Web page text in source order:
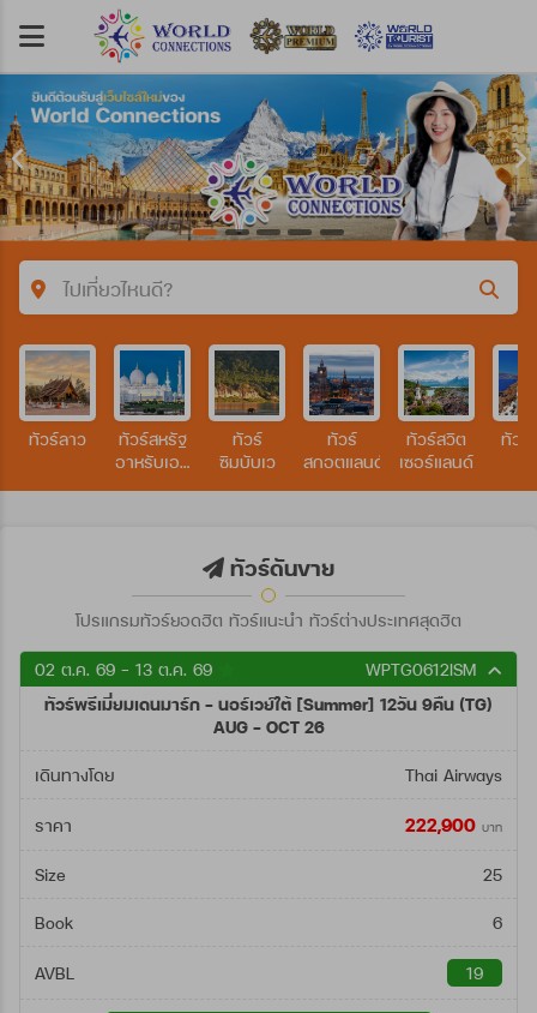
ไปเที่ยวไหนดี?
คำค้นหา/รหัสทัวร์
ถึงวันที่
ค้นหา
ทัวร์ลาว
ทัวร์สหรัฐ
อาหรับเอมิ
ทัวร์
ซิมบับเว
ทัวร์
สกอตแลนด์
ทัวร์สวิต
เซอร์แลนด์
ทัวร์
ทัวร์ดันขาย
โปรแกรมทัวร์ยอดฮิต ทัวร์แนะนำ ทัวร์ต่างประเทศสุดฮิต
02 ต.ค. 69 - 13 ต.ค. 69
WPTG0612ISM
ทัวร์พรีเมี่ยมเดนมาร์ก - นอร์เวย์ใต้ [Summer] 12วัน 9คืน (TG)
AUG - OCT 26
เดินทางโดย Thai Airways
ราคา 222,900 บาท
Size 25
Book 6
AVBL 19